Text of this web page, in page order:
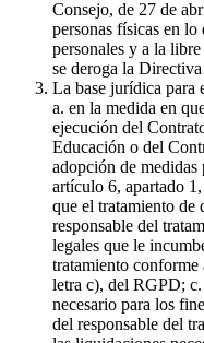
Consejo, de 27 de
personas físicas en lo
personales y a la
se deroga la
La base jurídica para
a. en la medida en
ejecución del
Educación o del
adopción de medidas
artículo 6, apartado
que el tratamiento de
responsable del
legales que le
tratamiento
letra c), del RGPD; c.
necesario para los
del responsable del